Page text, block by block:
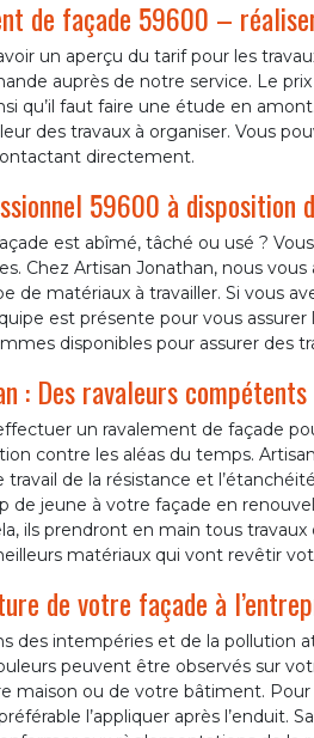
de façade 59600 –
un aperçu du tarif pour les
auprès de notre service. Le
qu’il faut faire une étude en
des travaux à organiser. Vous
directement.
59600 à disposition
est abîmé, tâché ou usé ?
Chez Artisan Jonathan, nous
de matériaux à travailler. Si vous
est présente pour vous
disponibles pour assurer des
: Des ravaleurs
un ravalement de façade
contre les aléas du temps.
travail de la résistance et
de jeune à votre façade en
ils prendront en main tous
matériaux qui vont revêtir
de votre façade à
des intempéries et de la
peuvent être observés sur
maison ou de votre bâtiment.
l’appliquer après l’enduit.